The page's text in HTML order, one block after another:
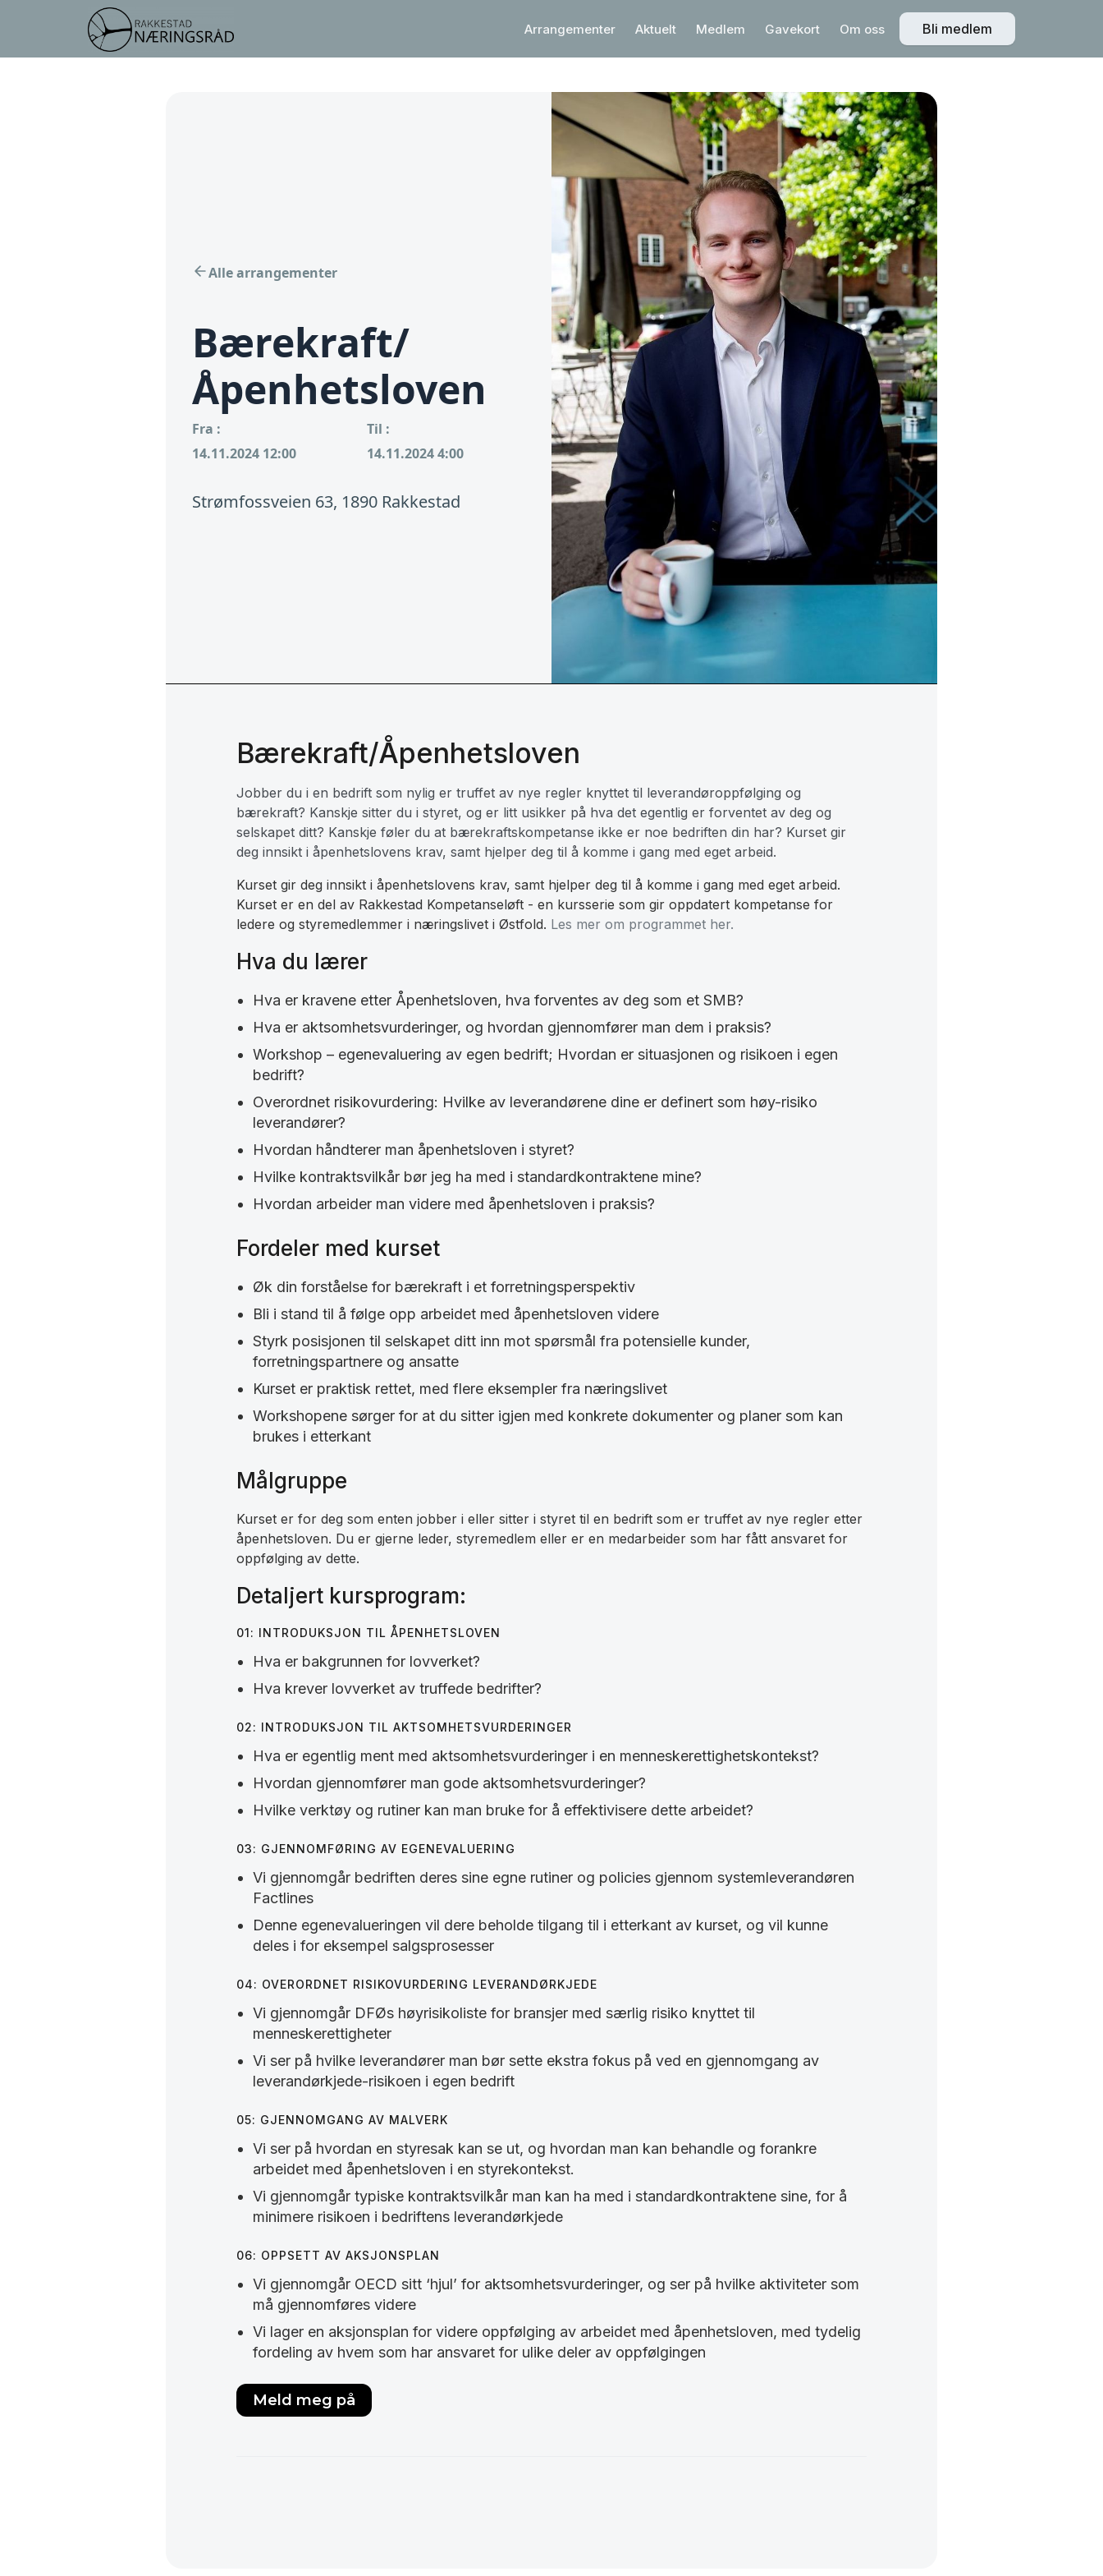
Arrangementer Aktuelt Medlem Gavekort Om oss Bli medlem
Alle arrangementer
Bærekraft/
Åpenhetsloven
Fra :
14.11.2024 12:00
Til :
14.11.2024 4:00
Strømfossveien 63, 1890 Rakkestad
Bærekraft/Åpenhetsloven
Jobber du i en bedrift som nylig er truffet av nye regler knyttet til leverandøroppfølging og
bærekraft? Kanskje sitter du i styret, og er litt usikker på hva det egentlig er forventet av deg og
selskapet ditt? Kanskje føler du at bærekraftskompetanse ikke er noe bedriften din har? Kurset gir
deg innsikt i åpenhetslovens krav, samt hjelper deg til å komme i gang med eget arbeid.
Kurset gir deg innsikt i åpenhetslovens krav, samt hjelper deg til å komme i gang med eget arbeid.
Kurset er en del av Rakkestad Kompetanseløft - en kursserie som gir oppdatert kompetanse for
ledere og styremedlemmer i næringslivet i Østfold. Les mer om programmet her.
Hva du lærer
Hva er kravene etter Åpenhetsloven, hva forventes av deg som et SMB?
Hva er aktsomhetsvurderinger, og hvordan gjennomfører man dem i praksis?
Workshop – egenevaluering av egen bedrift; Hvordan er situasjonen og risikoen i egen
bedrift?
Overordnet risikovurdering: Hvilke av leverandørene dine er definert som høy-risiko
leverandører?
Hvordan håndterer man åpenhetsloven i styret?
Hvilke kontraktsvilkår bør jeg ha med i standardkontraktene mine?
Hvordan arbeider man videre med åpenhetsloven i praksis?
Fordeler med kurset
Øk din forståelse for bærekraft i et forretningsperspektiv
Bli i stand til å følge opp arbeidet med åpenhetsloven videre
Styrk posisjonen til selskapet ditt inn mot spørsmål fra potensielle kunder,
forretningspartnere og ansatte
Kurset er praktisk rettet, med flere eksempler fra næringslivet
Workshopene sørger for at du sitter igjen med konkrete dokumenter og planer som kan
brukes i etterkant
Målgruppe
Kurset er for deg som enten jobber i eller sitter i styret til en bedrift som er truffet av nye regler etter
åpenhetsloven. Du er gjerne leder, styremedlem eller er en medarbeider som har fått ansvaret for
oppfølging av dette.
Detaljert kursprogram:
01: INTRODUKSJON TIL ÅPENHETSLOVEN
Hva er bakgrunnen for lovverket?
Hva krever lovverket av truffede bedrifter?
02: INTRODUKSJON TIL AKTSOMHETSVURDERINGER
Hva er egentlig ment med aktsomhetsvurderinger i en menneskerettighetskontekst?
Hvordan gjennomfører man gode aktsomhetsvurderinger?
Hvilke verktøy og rutiner kan man bruke for å effektivisere dette arbeidet?
03: GJENNOMFØRING AV EGENEVALUERING
Vi gjennomgår bedriften deres sine egne rutiner og policies gjennom systemleverandøren
Factlines
Denne egenevalueringen vil dere beholde tilgang til i etterkant av kurset, og vil kunne
deles i for eksempel salgsprosesser
04: OVERORDNET RISIKOVURDERING LEVERANDØRKJEDE
Vi gjennomgår DFØs høyrisikoliste for bransjer med særlig risiko knyttet til
menneskerettigheter
Vi ser på hvilke leverandører man bør sette ekstra fokus på ved en gjennomgang av
leverandørkjede-risikoen i egen bedrift
05: GJENNOMGANG AV MALVERK
Vi ser på hvordan en styresak kan se ut, og hvordan man kan behandle og forankre
arbeidet med åpenhetsloven i en styrekontekst.
Vi gjennomgår typiske kontraktsvilkår man kan ha med i standardkontraktene sine, for å
minimere risikoen i bedriftens leverandørkjede
06: OPPSETT AV AKSJONSPLAN
Vi gjennomgår OECD sitt ‘hjul’ for aktsomhetsvurderinger, og ser på hvilke aktiviteter som
må gjennomføres videre
Vi lager en aksjonsplan for videre oppfølging av arbeidet med åpenhetsloven, med tydelig
fordeling av hvem som har ansvaret for ulike deler av oppfølgingen
Meld meg på